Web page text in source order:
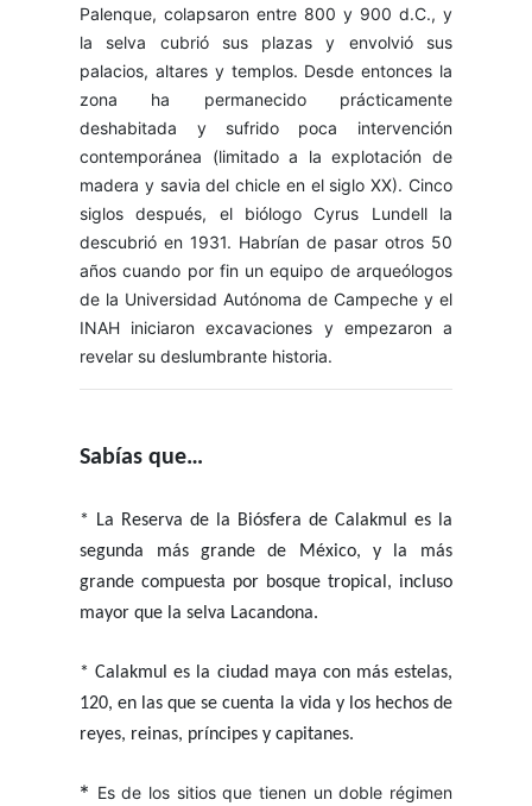
Palenque, colapsaron entre 800 y 900 d.C., y
la selva cubrió sus plazas y envolvió sus
palacios, altares y templos. Desde entonces la
zona ha permanecido prácticamente
deshabitada y sufrido poca intervención
contemporánea (limitado a la explotación de
madera y savia del chicle en el siglo XX). Cinco
siglos después, el biólogo Cyrus Lundell la
descubrió en 1931. Habrían de pasar otros 50
años cuando por fin un equipo de arqueólogos
de la Universidad Autónoma de Campeche y el
INAH iniciaron excavaciones y empezaron a
revelar su deslumbrante historia.
Sabías que…
* La Reserva de la Biósfera de Calakmul es la
segunda más grande de México, y la más
grande compuesta por bosque tropical, incluso
mayor que la selva Lacandona.
* Calakmul es la ciudad maya con más estelas,
120, en las que se cuenta la vida y los hechos de
reyes, reinas, príncipes y capitanes.
* Es de los sitios que tienen un doble régimen